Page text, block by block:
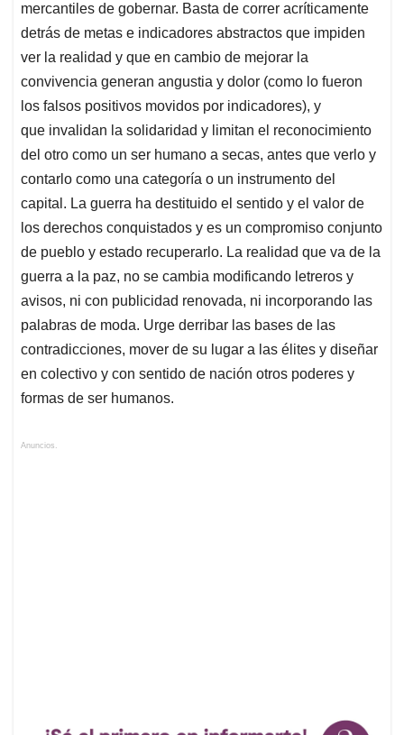
mercantiles de gobernar. Basta de correr acríticamente
detrás de metas e indicadores abstractos que impiden
ver la realidad y que en cambio de mejorar la
convivencia generan angustia y dolor (como lo fueron
los falsos positivos movidos por indicadores), y
que invalidan la solidaridad y limitan el reconocimiento
del otro como un ser humano a secas, antes que verlo y
contarlo como una categoría o un instrumento del
capital. La guerra ha destituido el sentido y el valor de
los derechos conquistados y es un compromiso conjunto
de pueblo y estado recuperarlo. La realidad que va de la
guerra a la paz, no se cambia modificando letreros y
avisos, ni con publicidad renovada, ni incorporando las
palabras de moda. Urge derribar las bases de las
contradicciones, mover de su lugar a las élites y diseñar
en colectivo y con sentido de nación otros poderes y
formas de ser humanos.
Anuncios.